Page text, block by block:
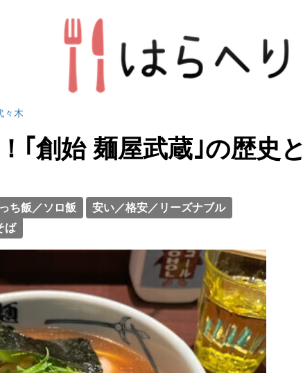
々木
｢創始 麺屋武蔵｣の歴史と
ち飯／ソロ飯
安い／格安／リーズナブル
ば